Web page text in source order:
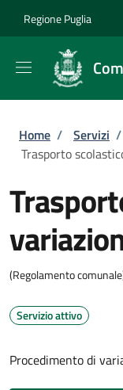
Regione Puglia
Briciole
Home / Servizi /
Trasporto
(Regolamento
Servizio attivo
Procedimento di